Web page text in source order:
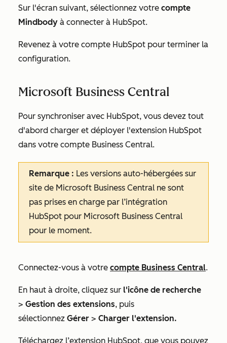
Sur l'écran suivant, sélectionnez votre compte
Mindbody à connecter à HubSpot.
Revenez à votre compte HubSpot pour terminer la
configuration.
Microsoft Business Central
Pour synchroniser avec HubSpot, vous devez tout
d'abord charger et déployer l'extension HubSpot
dans votre compte Business Central.
Remarque : Les versions auto-hébergées sur
site de Microsoft Business Central ne sont
pas prises en charge par l’intégration
HubSpot pour Microsoft Business Central
pour le moment.
Connectez-vous à votre compte Business Central.
En haut à droite, cliquez sur l'icône de recherche
> Gestion des extensions, puis
sélectionnez Gérer > Charger l'extension.
Téléchargez l’extension HubSpot, que vous pouvez